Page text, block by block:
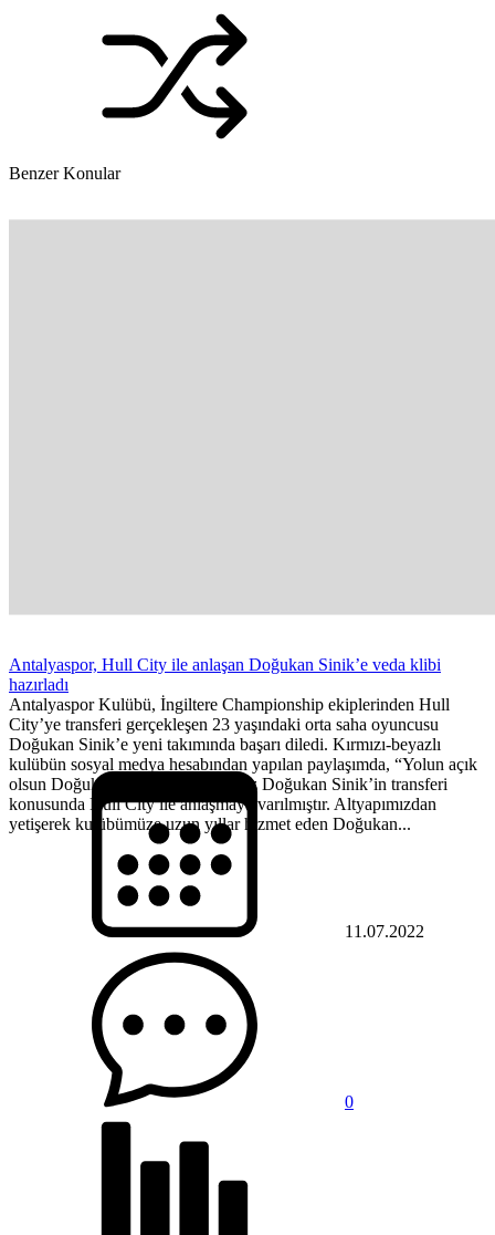
Benzer Konular
Antalyaspor, Hull City ile anlaşan Doğukan Sinik’e veda klibi
hazırladı
Antalyaspor Kulübü, İngiltere Championship ekiplerinden Hull
City’ye transferi gerçekleşen 23 yaşındaki orta saha oyuncusu
Doğukan Sinik’e yeni takımında başarı diledi. Kırmızı-beyazlı
kulübün sosyal medya hesabından yapılan paylaşımda, “Yolun açık
olsun Doğukan Sinik. Futbolcumuz Doğukan Sinik’in transferi
konusunda Hull City ile anlaşmaya varılmıştır. Altyapımızdan
yetişerek kulübümüze uzun yıllar hizmet eden Doğukan...
11.07.2022
0